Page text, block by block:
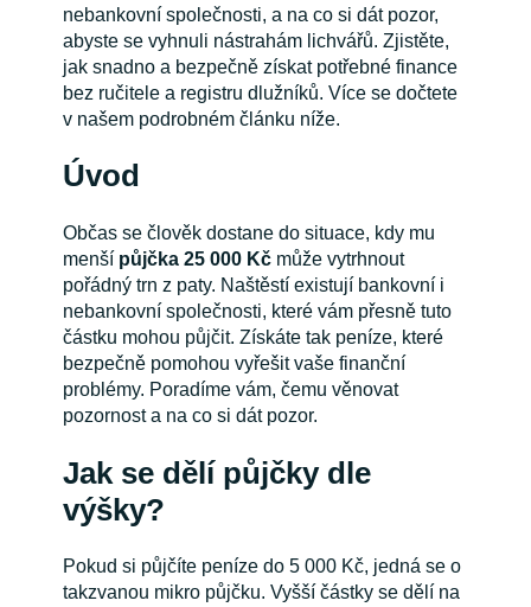
nebankovní společnosti, a na co si dát pozor,
abyste se vyhnuli nástrahám lichvářů. Zjistěte,
jak snadno a bezpečně získat potřebné finance
bez ručitele a registru dlužníků. Více se dočtete
v našem podrobném článku níže.
Úvod
Občas se člověk dostane do situace, kdy mu
menší půjčka 25 000 Kčmůže vytrhnout
pořádný trn z paty. Naštěstí existují bankovní i
nebankovní společnosti, které vám přesně tuto
částku mohou půjčit. Získáte tak peníze, které
bezpečně pomohou vyřešit vaše finanční
problémy. Poradíme vám, čemu věnovat
pozornost a na co si dát pozor.
Jak se dělí půjčky dle
výšky?
Pokud si půjčíte peníze do 5 000 Kč, jedná se o
takzvanou mikro půjčku. Vyšší částky se dělí na